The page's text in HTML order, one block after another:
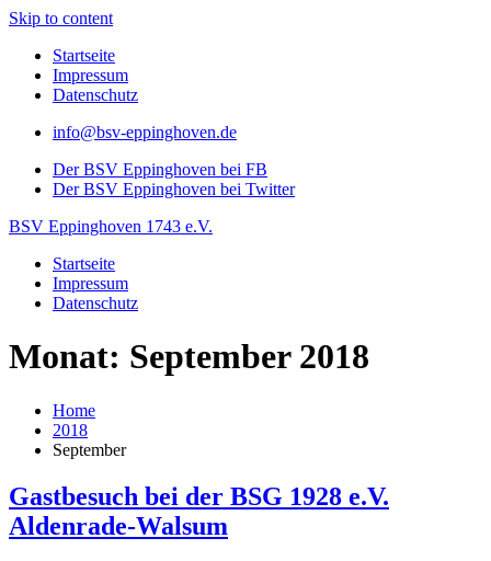
Skip to content
Startseite
Impressum
Datenschutz
info@bsv-eppinghoven.de
Der BSV Eppinghoven bei FB
Der BSV Eppinghoven bei Twitter
BSV Eppinghoven 1743 e.V.
Startseite
Impressum
Datenschutz
Monat: September 2018
Home
2018
September
Gastbesuch bei der BSG 1928 e.V.
Aldenrade-Walsum